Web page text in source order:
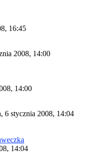
16:45
2008, 14:00
14:00
6 stycznia 2008, 14:04
14:04